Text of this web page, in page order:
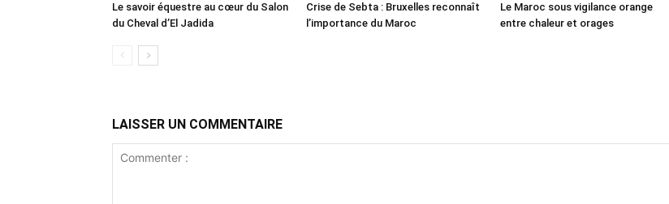
Le savoir équestre au cœur du Salon
du Cheval d’El Jadida
Crise de Sebta : Bruxelles reconnaît
l’importance du Maroc
Le Maroc sous vigilance orange
entre chaleur et orages
LAISSER UN COMMENTAIRE